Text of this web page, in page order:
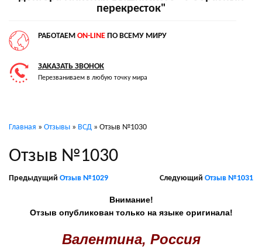
перекресток"
РАБОТАЕМ ON-LINE ПО ВСЕМУ МИРУ
ЗАКАЗАТЬ ЗВОНОК
Перезваниваем в любую точку мира
Главная » Отзывы » ВСД » Отзыв №1030
Отзыв №1030
Предыдущий Отзыв №1029 Следующий Отзыв №1031
Внимание!
Отзыв опубликован только на языке оригинала!
Валентина, Россия